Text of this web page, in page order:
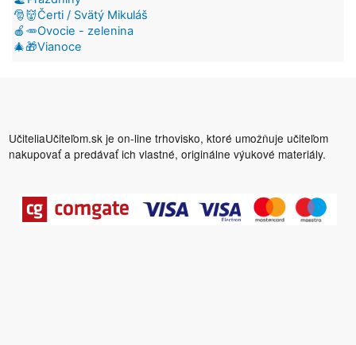
🎅👹Čerti / Svätý Mikuláš
🍎🥕Ovocie - zelenina
🎄🎁Vianoce
UčiteliaUčiteľom.sk je on-line trhovisko, ktoré umožňuje učiteľom
nakupovať a predávať ich vlastné, originálne výukové materiály.